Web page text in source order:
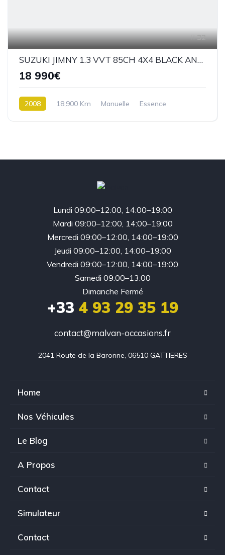
32
SUZUKI JIMNY 1.3 VVT 85CH 4X4 BLACK AND WHITE
18 990€
2008 18,900 Km Manuelle
Essence
Lundi 09:00–12:00, 14:00–19:00
Mardi 09:00–12:00, 14:00–19:00
Mercredi 09:00–12:00, 14:00–19:00
Jeudi 09:00–12:00, 14:00–19:00
Vendredi 09:00–12:00, 14:00–19:00
Samedi 09:00–13:00
Dimanche Fermé
+33 4 93 29 35 19
contact@malvan-occasions.fr
2041 Route de la Baronne, 06510 GATTIERES
Home
Nos Véhicules
Le Blog
A Propos
Contact
Simulateur
Contact